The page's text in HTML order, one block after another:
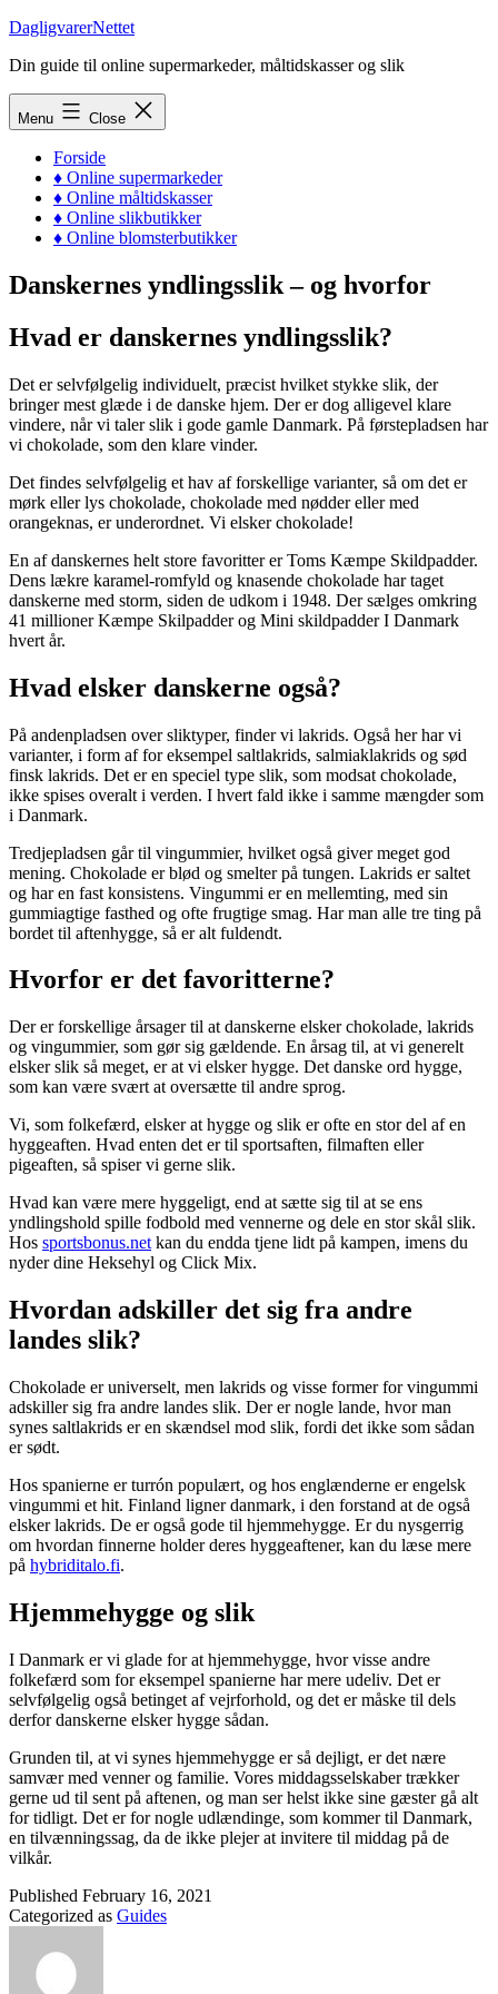
Skip
content
DagligvarerNettet
Din guide til online supermarkeder, måltidskasser og slik
Menu Close
Forside
♦ Online supermarkeder
♦ Online måltidskasser
♦ Online slikbutikker
♦ Online blomsterbutikker
Danskernes yndlingsslik – og hvorfor
Hvad er danskernes yndlingsslik?
Det er selvfølgelig individuelt, præcist hvilket stykke slik, der
bringer mest glæde i de danske hjem. Der er dog alligevel klare
vindere, når vi taler slik i gode gamle Danmark. På førstepladsen har
vi chokolade, som den klare vinder.
Det findes selvfølgelig et hav af forskellige varianter, så om det er
mørk eller lys chokolade, chokolade med nødder eller med
orangeknas, er underordnet. Vi elsker chokolade!
En af danskernes helt store favoritter er Toms Kæmpe Skildpadder.
Dens lækre karamel-romfyld og knasende chokolade har taget
danskerne med storm, siden de udkom i 1948. Der sælges omkring
41 millioner Kæmpe Skilpadder og Mini skildpadder I Danmark
hvert år.
Hvad elsker danskerne også?
På andenpladsen over sliktyper, finder vi lakrids. Også her har vi
varianter, i form af for eksempel saltlakrids, salmiaklakrids og sød
finsk lakrids. Det er en speciel type slik, som modsat chokolade,
ikke spises overalt i verden. I hvert fald ikke i samme mængder som
i Danmark.
Tredjepladsen går til vingummier, hvilket også giver meget god
mening. Chokolade er blød og smelter på tungen. Lakrids er saltet
og har en fast konsistens. Vingummi er en mellemting, med sin
gummiagtige fasthed og ofte frugtige smag. Har man alle tre ting på
bordet til aftenhygge, så er alt fuldendt.
Hvorfor er det favoritterne?
Der er forskellige årsager til at danskerne elsker chokolade, lakrids
og vingummier, som gør sig gældende. En årsag til, at vi generelt
elsker slik så meget, er at vi elsker hygge. Det danske ord hygge,
som kan være svært at oversætte til andre sprog.
Vi, som folkefærd, elsker at hygge og slik er ofte en stor del af en
hyggeaften. Hvad enten det er til sportsaften, filmaften eller
pigeaften, så spiser vi gerne slik.
Hvad kan være mere hyggeligt, end at sætte sig til at se ens
yndlingshold spille fodbold med vennerne og dele en stor skål slik.
Hos sportsbonus.net kan du endda tjene lidt på kampen, imens du
nyder dine Heksehyl og Click Mix.
Hvordan adskiller det sig fra andre
landes slik?
Chokolade er universelt, men lakrids og visse former for vingummi
adskiller sig fra andre landes slik. Der er nogle lande, hvor man
synes saltlakrids er en skændsel mod slik, fordi det ikke som sådan
er sødt.
Hos spanierne er turrón populært, og hos englænderne er engelsk
vingummi et hit. Finland ligner danmark, i den forstand at de også
elsker lakrids. De er også gode til hjemmehygge. Er du nysgerrig
om hvordan finnerne holder deres hyggeaftener, kan du læse mere
på hybriditalo.fi.
Hjemmehygge og slik
I Danmark er vi glade for at hjemmehygge, hvor visse andre
folkefærd som for eksempel spanierne har mere udeliv. Det er
selvfølgelig også betinget af vejrforhold, og det er måske til dels
derfor danskerne elsker hygge sådan.
Grunden til, at vi synes hjemmehygge er så dejligt, er det nære
samvær med venner og familie. Vores middagsselskaber trækker
gerne ud til sent på aftenen, og man ser helst ikke sine gæster gå alt
for tidligt. Det er for nogle udlændinge, som kommer til Danmark,
en tilvænningssag, da de ikke plejer at invitere til middag på de
vilkår.
Published February 16, 2021
Categorized as Guides